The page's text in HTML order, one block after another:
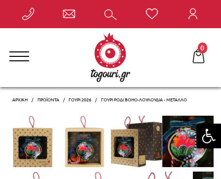
γουριών, αυτόματα στο καλάθι σας!
0
ΑΡΧΙΚΗ ΠΡΟΪΌΝΤΑ ΓΟΎΡΙ 2026 ΓΟΎΡΙ ΡΌΔΙ BOHO-ΛΟΥΛΟΎΔΙΑ - ΜΈΤΑΛΛΟ